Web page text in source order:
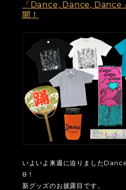
「Dance, Dance, Dance
開！
いよいよ来週に迫りました
8！
新グッズのお披露目です。